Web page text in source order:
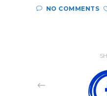
NO COMMENTS